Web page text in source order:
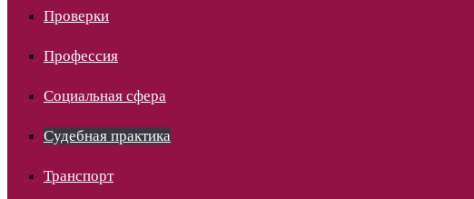
Проверки
Профессия
Социальная сфера
Судебная практика
Транспорт